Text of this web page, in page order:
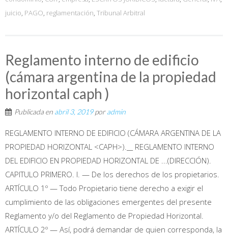
juicio, PAGO, reglamentación, Tribunal Arbitral
Reglamento interno de edificio
(cámara argentina de la propiedad
horizontal caph )
Publicada en abril 3, 2019poradmin
REGLAMENTO INTERNO DE EDIFICIO (CÁMARA ARGENTINA DE LA
PROPIEDAD HORIZONTAL <CAPH>).__ REGLAMENTO INTERNO
DEL EDIFICIO EN PROPIEDAD HORIZONTAL DE ...(DIRECCIÓN).
CAPITULO PRIMERO. I. — De los derechos de los propietarios.
ARTÍCULO 1º — Todo Propietario tiene derecho a exigir el
cumplimiento de las obligaciones emergentes del presente
Reglamento y/o del Reglamento de Propiedad Horizontal.
ARTÍCULO 2º — Así, podrá demandar de quien corresponda, la